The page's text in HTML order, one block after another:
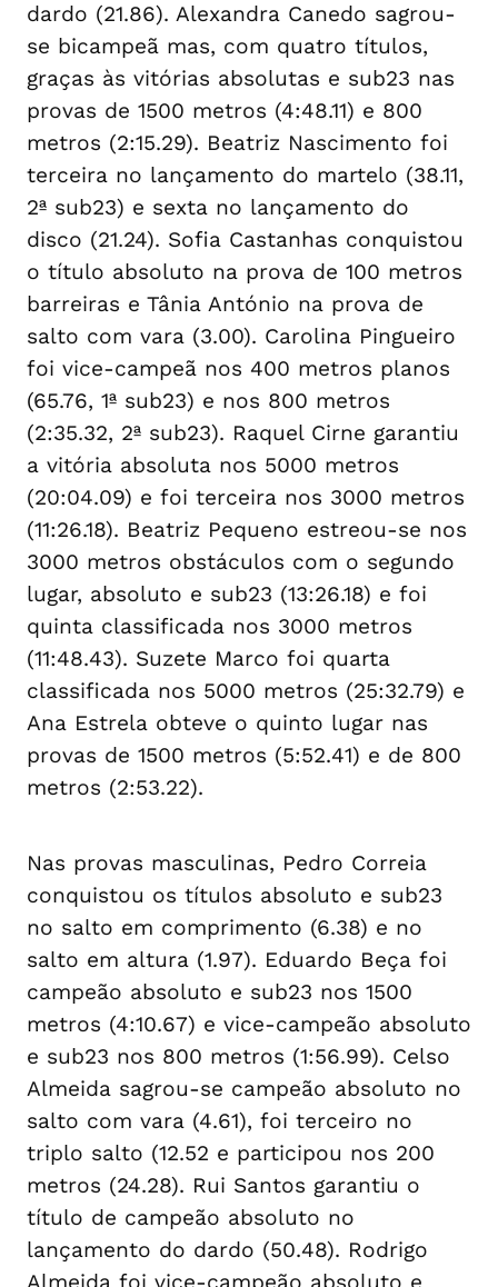
dardo (21.86). Alexandra Canedo sagrou-
se bicampeã mas, com quatro títulos,
graças às vitórias absolutas e sub23 nas
provas de 1500 metros (4:48.11) e 800
metros (2:15.29). Beatriz Nascimento foi
terceira no lançamento do martelo (38.11,
2ª sub23) e sexta no lançamento do
disco (21.24). Sofia Castanhas conquistou
o título absoluto na prova de 100 metros
barreiras e Tânia António na prova de
salto com vara (3.00). Carolina Pingueiro
foi vice-campeã nos 400 metros planos
(65.76, 1ª sub23) e nos 800 metros
(2:35.32, 2ª sub23). Raquel Cirne garantiu
a vitória absoluta nos 5000 metros
(20:04.09) e foi terceira nos 3000 metros
(11:26.18). Beatriz Pequeno estreou-se nos
3000 metros obstáculos com o segundo
lugar, absoluto e sub23 (13:26.18) e foi
quinta classificada nos 3000 metros
(11:48.43). Suzete Marco foi quarta
classificada nos 5000 metros (25:32.79) e
Ana Estrela obteve o quinto lugar nas
provas de 1500 metros (5:52.41) e de 800
metros (2:53.22).
Nas provas masculinas, Pedro Correia
conquistou os títulos absoluto e sub23
no salto em comprimento (6.38) e no
salto em altura (1.97). Eduardo Beça foi
campeão absoluto e sub23 nos 1500
metros (4:10.67) e vice-campeão absoluto
e sub23 nos 800 metros (1:56.99). Celso
Almeida sagrou-se campeão absoluto no
salto com vara (4.61), foi terceiro no
triplo salto (12.52 e participou nos 200
metros (24.28). Rui Santos garantiu o
título de campeão absoluto no
lançamento do dardo (50.48). Rodrigo
Almeida foi vice-campeão absoluto e